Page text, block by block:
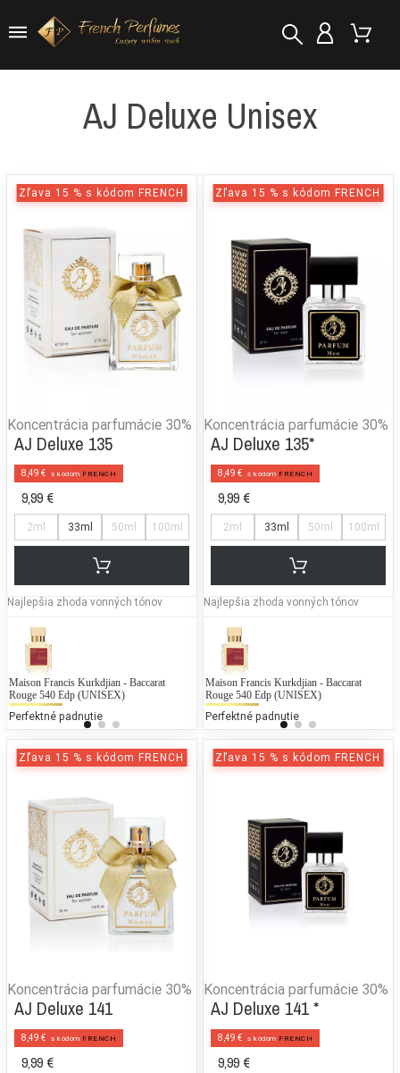
AJ Deluxe Unisex
Zľava 15 % s kódom FRENCH
Koncentrácia parfumácie 30%
AJ Deluxe 135
8,49 € s kódom FRENCH
9,99 €
2ml 33ml 50ml 100ml
Najlepšia zhoda vonných tónov
Maison Francis Kurkdjian - Baccarat
Rouge 540 Edp (UNISEX)
Perfektné padnutie
Cerruti - 1881
25 % bežných vonných tónov
Zľava 15 % s kódom FRENCH
Koncentrácia parfumácie 30%
AJ Deluxe 135*
8,49 € s kódom FRENCH
9,99 €
2ml 33ml 50ml 100ml
Najlepšia zhoda vonných tónov
Maison Francis Kurkdjian - Baccarat
Rouge 540 Edp (UNISEX)
Perfektné padnutie
Zľava 15 % s kódom FRENCH
Koncentrácia parfumácie 30%
AJ Deluxe 141
8,49 € s kódom FRENCH
9,99 €
Zľava 15 % s kódom FRENCH
Koncentrácia parfumácie 30%
AJ Deluxe 141 *
8,49 € s kódom FRENCH
9,99 €